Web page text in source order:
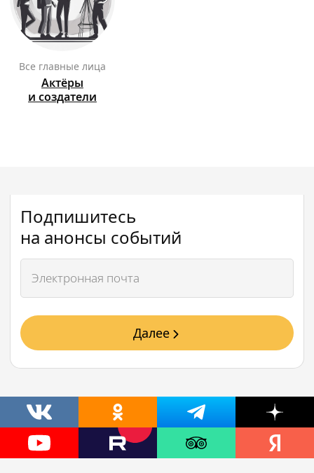
Все главные лица
Актёры
и создатели
Подпишитесь
на анонсы событий
Далее